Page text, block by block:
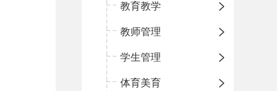
教育教学
教师管理
学生管理
体育美育